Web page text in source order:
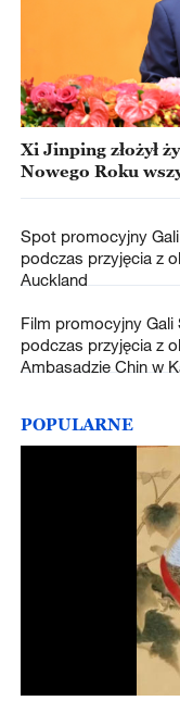
Xi Jinping złożył
Nowego Roku
Spot promocyjny
podczas przyjęcia z
Auckland
Film promocyjny Gali
podczas przyjęcia z
Ambasadzie Chin w
POPULARNE